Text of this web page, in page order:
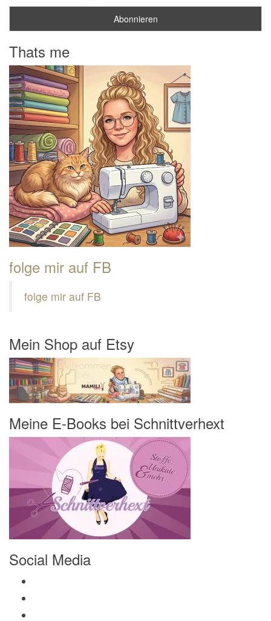
Thats me
folge mir auf FB
folge mir auf FB
Mein Shop auf Etsy
Meine E-Books bei Schnittverhext
Social Media